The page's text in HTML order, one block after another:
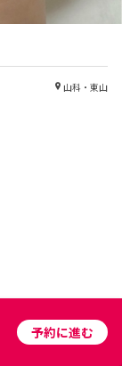
山科・東山
予約に進む